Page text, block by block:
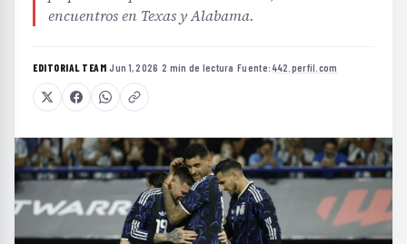
encuentros en Texas y Alabama.
EDITORIAL TEAM·Jun 1, 2026 ·2 min de lectura ·Fuente:442.perfil.com